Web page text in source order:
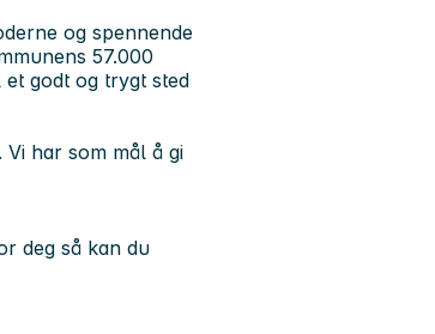
og spennende
57.000
et godt og trygt sted
Vi har som mål å gi
deg så kan du